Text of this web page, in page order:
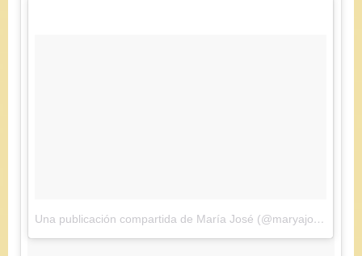
Una publicación compartida de María José (@maryajosess)